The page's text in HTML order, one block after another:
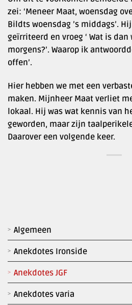
Algemeen
Anekdotes Ironside
Anekdotes JGF
Anekdotes varia
zei: ‘Meneer Maat, woensdag
Bildts woensdag ’s middags’.
geïrriteerd en vroeg ‘ Wat is dan
morgens?’. Waarop ik
offen’.
Hier hebben we met een
maken. Mijnheer Maat verliet
lokaal. Hij was wat kennis van
geworden, maar zijn
Daarover een volgende keer.